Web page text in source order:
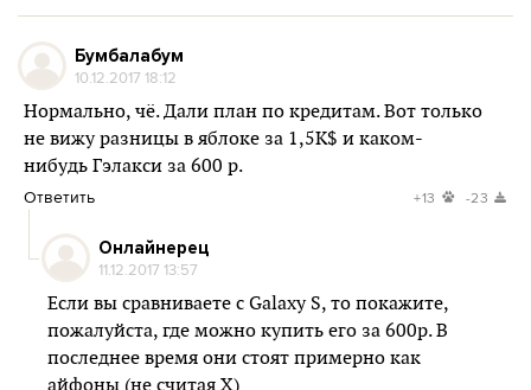
Бумбалабум
10.12.2017 18:12
Нормально, чё. Дали план по кредитам. Вот только
не вижу разницы в яблоке за 1,5К$ и каком-
нибудь Гэлакси за 600 р.
Ответить +13 -23
Онлайнерец
11.12.2017 13:57
Если вы сравниваете с Galaxy S, то покажите,
пожалуйста, где можно купить его за 600р. В
последнее время они стоят примерно как